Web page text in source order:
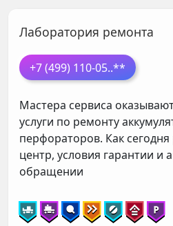
Лаборатория ремонта
+7 (499) 110-05..**
Мастера сервиса
услуги по ремонту
перфораторов. Как
центр, условия гарантии и
обращении